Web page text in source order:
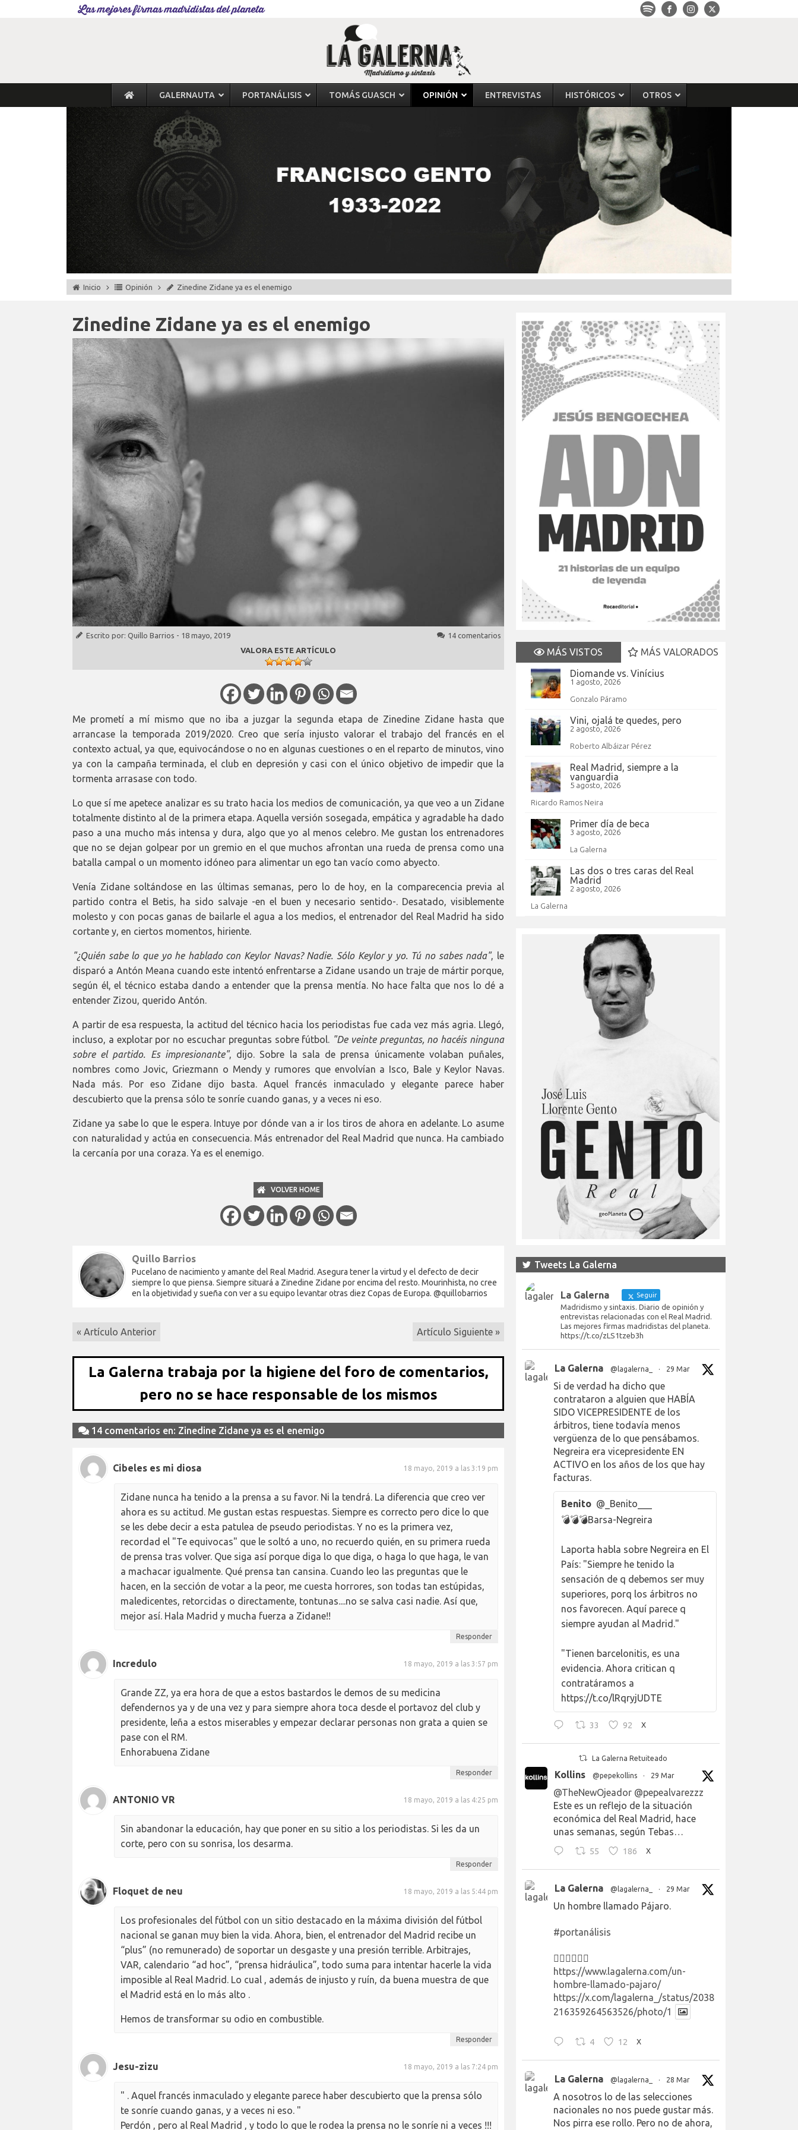
Las mejores firmas madridistas del planeta
GALERNAUTA PORTANÁLISIS TOMÁS GUASCH OPINIÓN ENTREVISTAS HISTÓRICOS OTROS
Inicio Opinión Zinedine Zidane ya es el enemigo
Zinedine Zidane ya es el enemigo
Escrito por: Quillo Barrios - 18 mayo, 2019
14 comentarios
VALORA ESTE ARTÍCULO
Me prometí a mí mismo que no iba a juzgar la segunda etapa de Zinedine Zidane hasta que
arrancase la temporada 2019/2020. Creo que sería injusto valorar el trabajo del francés en el
contexto actual, ya que, equivocándose o no en algunas cuestiones o en el reparto de minutos, vino
ya con la campaña terminada, el club en depresión y casi con el único objetivo de impedir que la
tormenta arrasase con todo.
Lo que sí me apetece analizar es su trato hacia los medios de comunicación, ya que veo a un Zidane
totalmente distinto al de la primera etapa. Aquella versión sosegada, empática y agradable ha dado
paso a una mucho más intensa y dura, algo que yo al menos celebro. Me gustan los entrenadores
que no se dejan golpear por un gremio en el que muchos afrontan una rueda de prensa como una
batalla campal o un momento idóneo para alimentar un ego tan vacío como abyecto.
Venía Zidane soltándose en las últimas semanas, pero lo de hoy, en la comparecencia previa al
partido contra el Betis, ha sido salvaje -en el buen y necesario sentido-. Desatado, visiblemente
molesto y con pocas ganas de bailarle el agua a los medios, el entrenador del Real Madrid ha sido
cortante y, en ciertos momentos, hiriente.
"¿Quién sabe lo que yo he hablado con Keylor Navas? Nadie. Sólo Keylor y yo. Tú no sabes nada", le
disparó a Antón Meana cuando este intentó enfrentarse a Zidane usando un traje de mártir porque,
según él, el técnico estaba dando a entender que la prensa mentía. No hace falta que nos lo dé a
entender Zizou, querido Antón.
A partir de esa respuesta, la actitud del técnico hacia los periodistas fue cada vez más agria. Llegó,
incluso, a explotar por no escuchar preguntas sobre fútbol.
"De veinte preguntas, no hacéis ninguna
sobre el partido. Es impresionante", dijo. Sobre la sala de prensa únicamente volaban puñales,
nombres como Jovic, Griezmann o Mendy y rumores que envolvían a Isco, Bale y Keylor Navas.
Nada más. Por eso Zidane dijo basta. Aquel francés inmaculado y elegante parece haber
descubierto que la prensa sólo te sonríe cuando ganas, y a veces ni eso.
Zidane ya sabe lo que le espera. Intuye por dónde van a ir los tiros de ahora en adelante. Lo asume
con naturalidad y actúa en consecuencia. Más entrenador del Real Madrid que nunca. Ha cambiado
la cercanía por una coraza. Ya es el enemigo.
VOLVER HOME
Quillo Barrios
Pucelano de nacimiento y amante del Real Madrid. Asegura tener la virtud y el defecto de decir
siempre lo que piensa. Siempre situará a Zinedine Zidane por encima del resto. Mourinhista, no cree
en la objetividad y sueña con ver a su equipo levantar otras diez Copas de Europa. @quillobarrios
« Artículo Anterior Artículo Siguiente »
La Galerna trabaja por la higiene del foro de comentarios,
pero no se hace responsable de los mismos
14 comentarios en: Zinedine Zidane ya es el enemigo
Cibeles es mi diosa 18 mayo, 2019 a las 3:19 pm
Zidane nunca ha tenido a la prensa a su favor. Ni la tendrá. La diferencia que creo ver
ahora es su actitud. Me gustan estas respuestas. Siempre es correcto pero dice lo que
se les debe decir a esta patulea de pseudo periodistas. Y no es la primera vez,
recordad el "Te equivocas" que le soltó a uno, no recuerdo quién, en su primera rueda
de prensa tras volver. Que siga así porque diga lo que diga, o haga lo que haga, le van
a machacar igualmente. Qué prensa tan cansina. Cuando leo las preguntas que le
hacen, en la sección de votar a la peor, me cuesta horrores, son todas tan estúpidas,
maledicentes, retorcidas o directamente, tontunas....no se salva casi nadie. Así que,
mejor así. Hala Madrid y mucha fuerza a Zidane!!
Responder
Incredulo 18 mayo, 2019 a las 3:57 pm
Grande ZZ, ya era hora de que a estos bastardos le demos de su medicina
defendernos ya y de una vez y para siempre ahora toca desde el portavoz del club y
presidente, leña a estos miserables y empezar declarar personas non grata a quien se
pase con el RM.
Enhorabuena Zidane
Responder
ANTONIO VR 18 mayo, 2019 a las 4:25 pm
Sin abandonar la educación, hay que poner en su sitio a los periodistas. Si les da un
corte, pero con su sonrisa, los desarma.
Responder
Floquet de neu 18 mayo, 2019 a las 5:44 pm
Los profesionales del fútbol con un sitio destacado en la máxima división del fútbol
nacional se ganan muy bien la vida. Ahora, bien, el entrenador del Madrid recibe un
“plus” (no remunerado) de soportar un desgaste y una presión terrible. Arbitrajes,
VAR, calendario “ad hoc”, “prensa hidráulica”, todo suma para intentar hacerle la vida
imposible al Real Madrid. Lo cual , además de injusto y ruín, da buena muestra de que
el Madrid está en lo más alto .
Hemos de transformar su odio en combustible.
Responder
Jesu-zizu 18 mayo, 2019 a las 7:24 pm
" . Aquel francés inmaculado y elegante parece haber descubierto que la prensa sólo
te sonríe cuando ganas, y a veces ni eso. "
Perdón , pero al Real Madrid , y todo lo que le rodea la prensa no le sonríe ni a veces !!!
MÁS VISTOS
MÁS VALORADOS
Diomande vs. Vinícius
1 agosto, 2026
Gonzalo Páramo
Vini, ojalá te quedes, pero
2 agosto, 2026
Roberto Albáizar Pérez
Real Madrid, siempre a la
vanguardia
5 agosto, 2026
Ricardo Ramos Neira
Primer día de beca
3 agosto, 2026
La Galerna
Las dos o tres caras del Real
Madrid
2 agosto, 2026
La Galerna
Tweets La Galerna
La Galerna Seguir
Madridismo y sintaxis. Diario de opinión y
entrevistas relacionadas con el Real Madrid.
Las mejores firmas madridistas del planeta.
https://t.co/zLS1tzeb3h
La Galerna @lagalerna_ · 29 Mar
Si de verdad ha dicho que
contrataron a alguien que HABÍA
SIDO VICEPRESIDENTE de los
árbitros, tiene todavía menos
vergüenza de lo que pensábamos.
Negreira era vicepresidente EN
ACTIVO en los años de los que hay
facturas.
Benito @_Benito___
💣💣💣Barsa-Negreira
Laporta habla sobre Negreira en El
País: "Siempre he tenido la
sensación de q debemos ser muy
superiores, porq los árbitros no
nos favorecen. Aquí parece q
siempre ayudan al Madrid."
"Tienen barcelonitis, es una
evidencia. Ahora critican q
contratáramos a
https://t.co/lRqryjUDTE
33 92 X
La Galerna Retuiteado
Kollins @pepekollins · 29 Mar
@TheNewOjeador @pepealvarezzz
Este es un reflejo de la situación
económica del Real Madrid, hace
unas semanas, según Tebas…
55 186 X
La Galerna @lagalerna_ · 29 Mar
Un hombre llamado Pájaro.
#portanálisis
👉🏻👉🏻👉🏻
https://www.lagalerna.com/un-
hombre-llamado-pajaro/
https://x.com/lagalerna_/status/2038
216359264563526/photo/1
4 12 X
La Galerna @lagalerna_ · 28 Mar
A nosotros lo de las selecciones
nacionales no nos puede gustar más.
Nos pirra ese rollo. Pero no de ahora,